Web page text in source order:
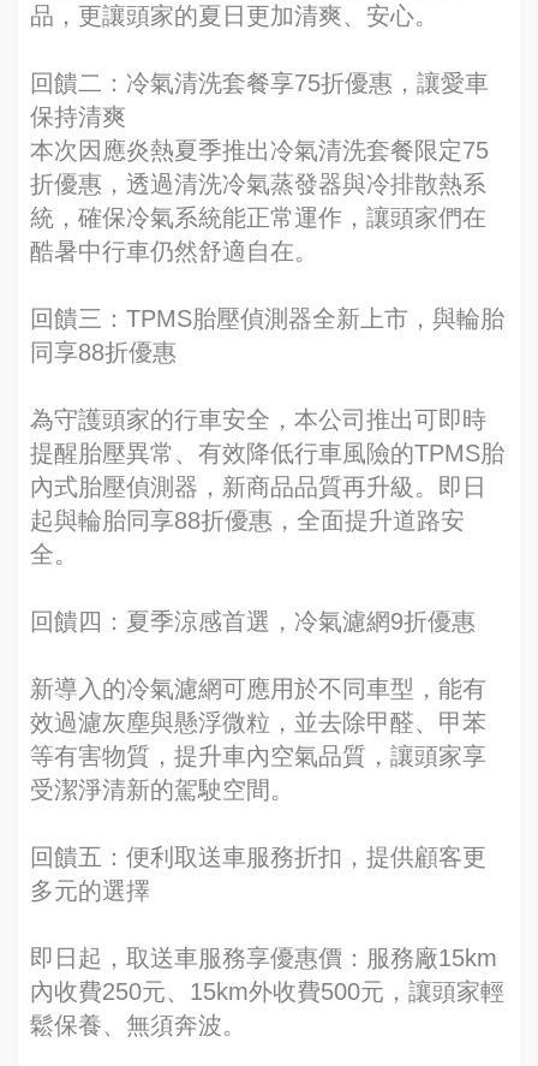
品，更讓頭家的夏日更加清爽、安心。
回饋二：冷氣清洗套餐享75折優惠，讓愛車
保持清爽
本次因應炎熱夏季推出冷氣清洗套餐限定75
折優惠，透過清洗冷氣蒸發器與冷排散熱系
統，確保冷氣系統能正常運作，讓頭家們在
酷暑中行車仍然舒適自在。
回饋三：TPMS胎壓偵測器全新上市，與輪胎
同享88折優惠
為守護頭家的行車安全，本公司推出可即時
提醒胎壓異常、有效降低行車風險的TPMS胎
內式胎壓偵測器，新商品品質再升級。即日
起與輪胎同享88折優惠，全面提升道路安
全。
回饋四：夏季涼感首選，冷氣濾網9折優惠
新導入的冷氣濾網可應用於不同車型，能有
效過濾灰塵與懸浮微粒，並去除甲醛、甲苯
等有害物質，提升車內空氣品質，讓頭家享
受潔淨清新的駕駛空間。
回饋五：便利取送車服務折扣，提供顧客更
多元的選擇
即日起，取送車服務享優惠價：服務廠15km
內收費250元、15km外收費500元，讓頭家輕
鬆保養、無須奔波。